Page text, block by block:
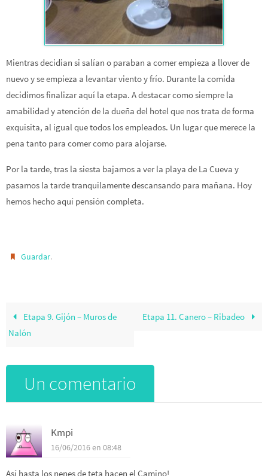
Mientras decidian si salían o paraban a comer empieza a llover de
nuevo y se empieza a levantar viento y frío. Durante la comida
decidimos finalizar aquí la etapa. A destacar como siempre la
amabilidad y atención de la dueña del hotel que nos trata de forma
exquisita, al igual que todos los empleados. Un lugar que merece la
pena tanto para comer como para alojarse.
Por la tarde, tras la siesta bajamos a ver la playa de La Cueva y
pasamos la tarde tranquilamente descansando para mañana. Hoy
hemos hecho aquí pensión completa.
Guardar.
Etapa 9. Gijón – Muros de
Nalón
Etapa 11. Canero – Ribadeo
Un comentario
Kmpi
16/06/2016 en 08:48
Así hasta los nenes de teta hacen el Camino!